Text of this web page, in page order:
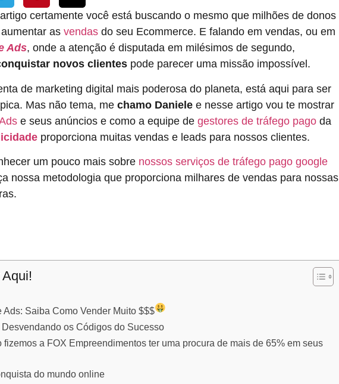
certamente você está buscando o mesmo que milhões de donos
as vendas do seu Ecommerce. E falando em vendas, ou em
Ads, onde a atenção é disputada em milésimos de segundo,
novos clientes pode parecer uma missão impossível.
de marketing digital mais poderosa do planeta, está aqui para ser
Mas não tema, me chamo Daniele e nesse artigo vou te mostrar
e seus anúncios e como a equipe de gestores de tráfego pago da
proporciona muitas vendas e leads para nossos clientes.
um pouco mais sobre nossos serviços de tráfego pago google
nossa metodologia que proporciona milhares de vendas para nossas
Saiba Como Vender Muito $$$
os Códigos do Sucesso
a FOX Empreendimentos ter uma procura de mais de 65% em seus
do mundo online